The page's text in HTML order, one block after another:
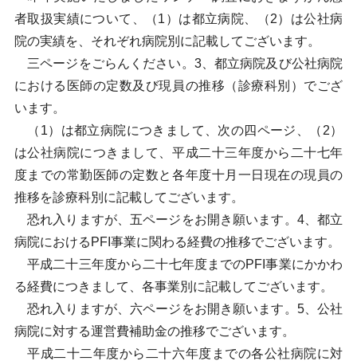
者取扱実績について、（1）は都立病院、（2）は公社病
院の実績を、それぞれ病院別に記載してございます。
三ページをごらんください。3、都立病院及び公社病院
における医師の定数及び現員の推移（診療科別）でござ
います。
（1）は都立病院につきまして、次の四ページ、（2）
は公社病院につきまして、平成二十三年度から二十七年
度までの常勤医師の定数と各年度十月一日現在の現員の
推移を診療科別に記載してございます。
恐れ入りますが、五ページをお開き願います。4、都立
病院におけるPFI事業に関わる経費の推移でございます。
平成二十三年度から二十七年度までのPFI事業にかかわ
る経費につきまして、各事業別に記載してございます。
恐れ入りますが、六ページをお開き願います。5、公社
病院に対する運営費補助金の推移でございます。
平成二十二年度から二十六年度までの各公社病院に対